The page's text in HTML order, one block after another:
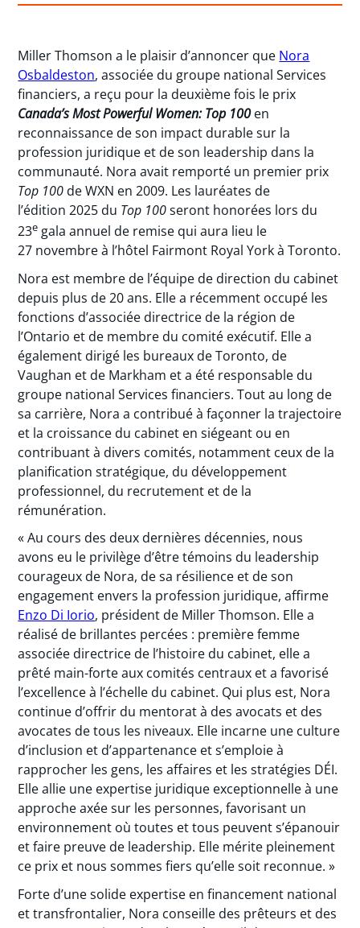
Miller Thomson a le plaisir d’annoncer que Nora
Osbaldeston, associée du groupe national Services
financiers, a reçu pour la deuxième fois le prix
Canada’s Most Powerful Women: Top 100 en
reconnaissance de son impact durable sur la
profession juridique et de son leadership dans la
communauté. Nora avait remporté un premier prix
Top 100 de WXN en 2009. Les lauréates de
l’édition 2025 du Top 100seront honorées lors du
23e gala annuel de remise qui aura lieu le
27 novembre à l’hôtel Fairmont Royal York à Toronto.
Nora est membre de l’équipe de direction du cabinet
depuis plus de 20 ans. Elle a récemment occupé les
fonctions d’associée directrice de la région de
l’Ontario et de membre du comité exécutif. Elle a
également dirigé les bureaux de Toronto, de
Vaughan et de Markham et a été responsable du
groupe national Services financiers. Tout au long de
sa carrière, Nora a contribué à façonner la trajectoire
et la croissance du cabinet en siégeant ou en
contribuant à divers comités, notamment ceux de la
planification stratégique, du développement
professionnel, du recrutement et de la
rémunération.
« Au cours des deux dernières décennies, nous
avons eu le privilège d’être témoins du leadership
courageux de Nora, de sa résilience et de son
engagement envers la profession juridique, affirme
Enzo Di Iorio, président de Miller Thomson. Elle a
réalisé de brillantes percées : première femme
associée directrice de l’histoire du cabinet, elle a
prêté main-forte aux comités centraux et a favorisé
l’excellence à l’échelle du cabinet. Qui plus est, Nora
continue d’offrir du mentorat à des avocats et des
avocates de tous les niveaux. Elle incarne une culture
d’inclusion et d’appartenance et s’emploie à
rapprocher les gens, les affaires et les stratégies DÉI.
Elle allie une expertise juridique exceptionnelle à une
approche axée sur les personnes, favorisant un
environnement où toutes et tous peuvent s’épanouir
et faire preuve de leadership. Elle mérite pleinement
ce prix et nous sommes fiers qu’elle soit reconnue. »
Forte d’une solide expertise en financement national
et transfrontalier, Nora conseille des prêteurs et des